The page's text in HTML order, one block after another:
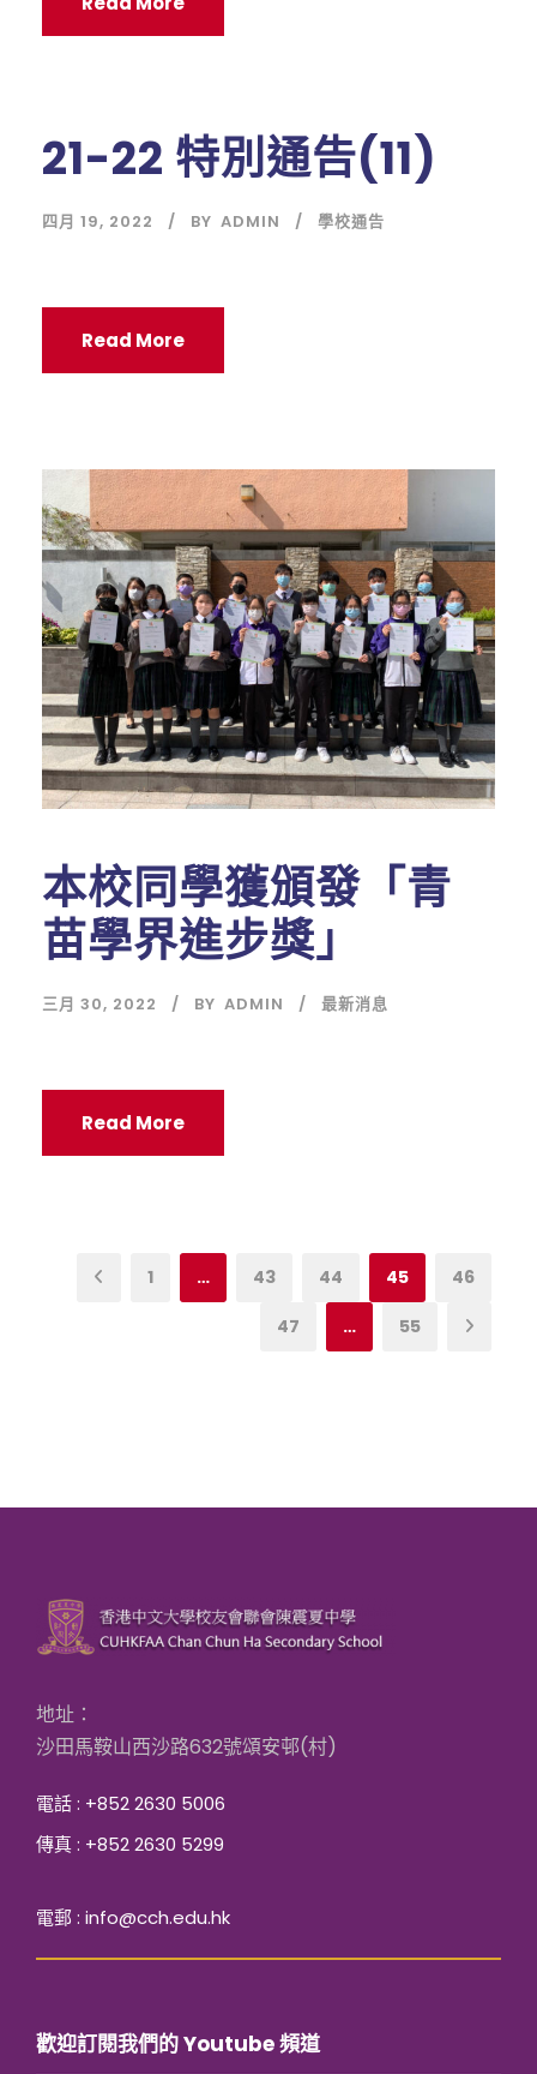
21-22 特別通告(11)
四月 19, 2022 BY ADMIN 學校通告
Read More
本校同學獲頒發「青
苗學界進步獎」
三月 30, 2022 BY ADMIN 最新消息
Read More
1 … 43 44 45 46
47 … 55
地址：
沙田馬鞍山西沙路632號頌安邨(村)
電話 : +852 2630 5006
傳真 : +852 2630 5299
電郵 : info@cch.edu.hk
歡迎訂閱我們的 Youtube 頻道